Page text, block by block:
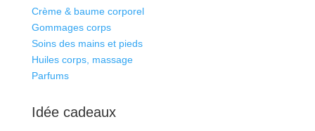
Crème & baume corporel
Gommages corps
Soins des mains et pieds
Huiles corps, massage
Parfums
Idée cadeaux